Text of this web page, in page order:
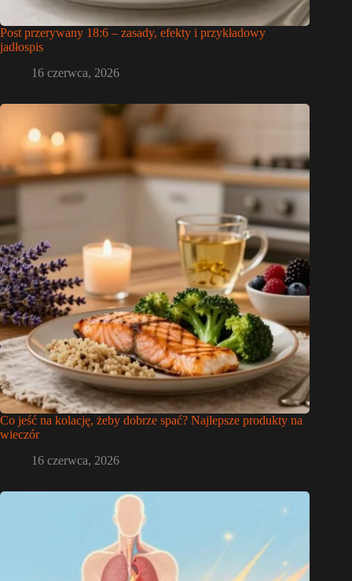
Post przerywany 18:6 – zasady, efekty i przykładowy
jadłospis
16 czerwca, 2026
Co jeść na kolację, żeby dobrze spać? Najlepsze produkty na
wieczór
16 czerwca, 2026